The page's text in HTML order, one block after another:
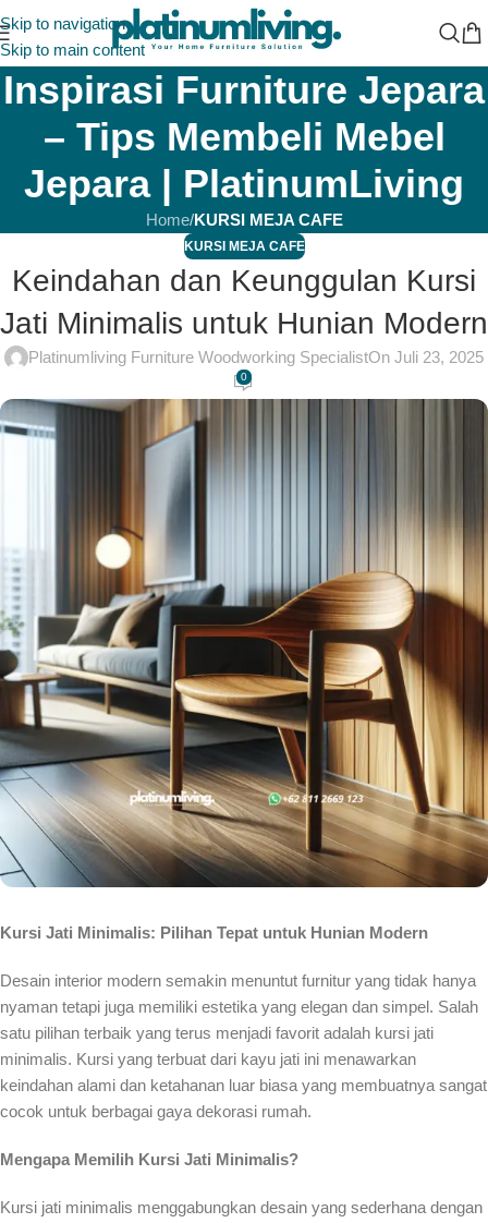
Skip to navigation
Skip to main content
Inspirasi Furniture Jepara
– Tips Membeli Mebel
Jepara | PlatinumLiving
Home/KURSI MEJA CAFE
KURSI MEJA CAFE
Keindahan dan Keunggulan Kursi
Jati Minimalis untuk Hunian Modern
Platinumliving Furniture Woodworking SpecialistOn Juli 23, 2025
0
Kursi Jati Minimalis: Pilihan Tepat untuk Hunian Modern
Desain interior modern semakin menuntut furnitur yang tidak hanya
nyaman tetapi juga memiliki estetika yang elegan dan simpel. Salah
satu pilihan terbaik yang terus menjadi favorit adalah kursi jati
minimalis. Kursi yang terbuat dari kayu jati ini menawarkan
keindahan alami dan ketahanan luar biasa yang membuatnya sangat
cocok untuk berbagai gaya dekorasi rumah.
Mengapa Memilih Kursi Jati Minimalis?
Kursi jati minimalis menggabungkan desain yang sederhana dengan